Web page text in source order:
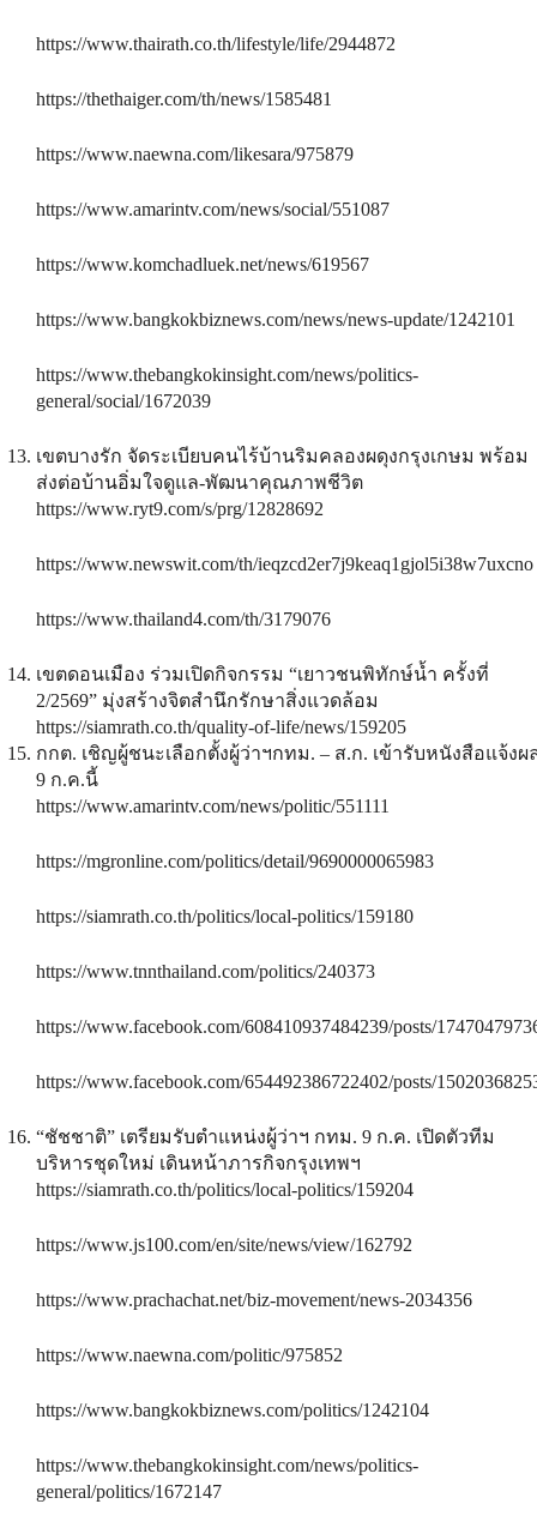
https://www.thairath.co.th/lifestyle/life/2944872
https://thethaiger.com/th/news/1585481
https://www.naewna.com/likesara/975879
https://www.amarintv.com/news/social/551087
https://www.komchadluek.net/news/619567
https://www.bangkokbiznews.com/news/news-update/1242101
https://www.thebangkokinsight.com/news/politics-
general/social/1672039
เขตบางรัก จัดระเบียบคนไร้บ้านริมคลองผดุงกรุงเกษม พร้อม
ส่งต่อบ้านอิ่มใจดูแล-พัฒนาคุณภาพชีวิต
https://www.ryt9.com/s/prg/12828692
https://www.newswit.com/th/ieqzcd2er7j9keaq1gjol5i38w7uxcno
https://www.thailand4.com/th/3179076
เขตดอนเมือง ร่วมเปิดกิจกรรม “เยาวชนพิทักษ์น้ำ ครั้งที่
2/2569” มุ่งสร้างจิตสำนึกรักษาสิ่งแวดล้อม
https://siamrath.co.th/quality-of-life/news/159205
กกต. เชิญผู้ชนะเลือกตั้งผู้ว่าฯกทม. – ส.ก. เข้ารับหนังสือแจ้งผ
9 ก.ค.นี้
https://www.amarintv.com/news/politic/551111
https://mgronline.com/politics/detail/9690000065983
https://siamrath.co.th/politics/local-politics/159180
https://www.tnnthailand.com/politics/240373
https://www.facebook.com/608410937484239/posts/
https://www.facebook.com/654492386722402/posts/
“ชัชชาติ” เตรียมรับตำแหน่งผู้ว่าฯ กทม. 9 ก.ค. เปิดตัวทีม
บริหารชุดใหม่ เดินหน้าภารกิจกรุงเทพฯ
https://siamrath.co.th/politics/local-politics/159204
https://www.js100.com/en/site/news/view/162792
https://www.prachachat.net/biz-movement/news-2034356
https://www.naewna.com/politic/975852
https://www.bangkokbiznews.com/politics/1242104
https://www.thebangkokinsight.com/news/politics-
general/politics/1672147